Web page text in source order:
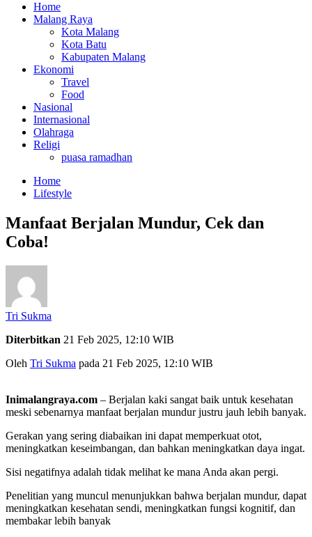
Home
Malang Raya
Kota Malang
Kota Batu
Kabupaten Malang
Ekonomi
Travel
Food
Nasional
Internasional
Olahraga
Religi
puasa ramadhan
Home
Lifestyle
Manfaat Berjalan Mundur, Cek dan
Coba!
Tri Sukma
Diterbitkan 21 Feb 2025, 12:10 WIB
Oleh Tri Sukma pada 21 Feb 2025, 12:10 WIB
Inimalangraya.com – Berjalan kaki sangat baik untuk kesehatan
meski sebenarnya manfaat berjalan mundur justru jauh lebih banyak.
Gerakan yang sering diabaikan ini dapat memperkuat otot,
meningkatkan keseimbangan, dan bahkan meningkatkan daya ingat.
Sisi negatifnya adalah tidak melihat ke mana Anda akan pergi.
Penelitian yang muncul menunjukkan bahwa berjalan mundur, dapat
meningkatkan kesehatan sendi, meningkatkan fungsi kognitif, dan
membakar lebih banyak